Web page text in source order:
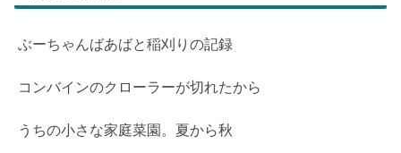
ぶーちゃんばあばと稲刈りの記録
コンバインのクローラーが切れたから
うちの小さな家庭菜園。夏から秋